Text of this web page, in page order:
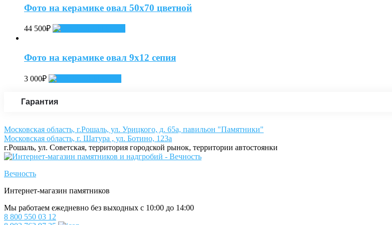
Фото на керамике овал 50х70 цветной
44 500₽
Фото на керамике овал 9х12 сепия
3 000₽
Гарантия
Московская область, г.Рошаль, ул. Урицкого, д. 65а, павильон "Памятники"
Московская область, г. Шатура , ул. Ботино, 123а
г.Рошаль, ул. Советская, территория городской рынок, территории автостоянки
Вечность
Интернет-магазин памятников
Мы работаем ежедневно без выходных с 10:00 до 14:00
8 800 550 03 12